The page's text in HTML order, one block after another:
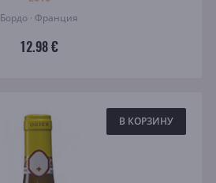
Бордо · Франция
12.98 €
В КОРЗИНУ